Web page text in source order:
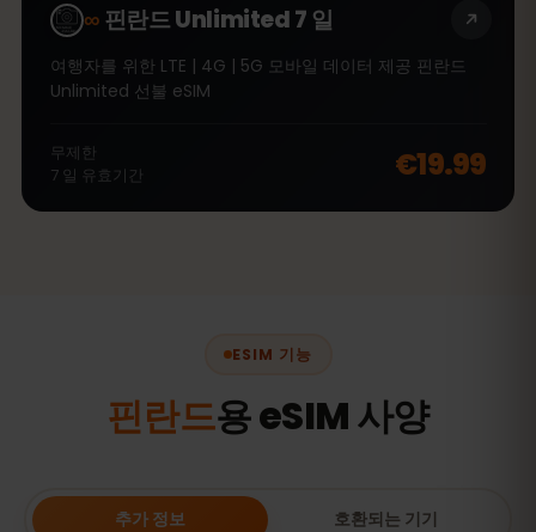
∞핀란드 Unlimited 7 일
여행자를 위한 LTE | 4G | 5G 모바일 데이터 제공 핀란드
Unlimited 선불 eSIM
무제한
7 일 유효기간 €19.99
ESIM 기능
핀란드용 eSIM 사양
추가 정보 호환되는 기기